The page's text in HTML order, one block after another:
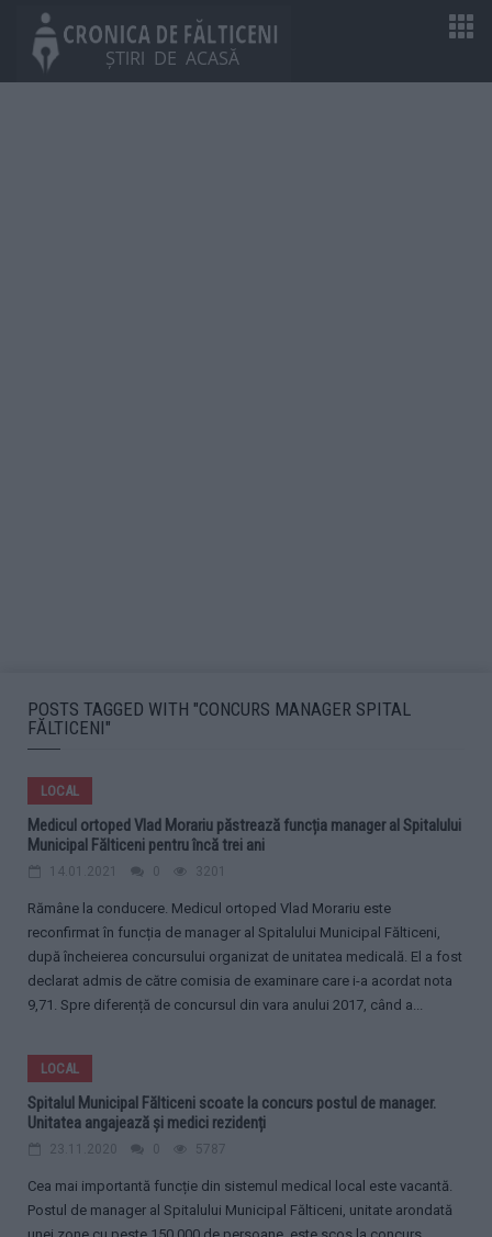
POSTS TAGGED WITH "CONCURS MANAGER SPITAL
FĂLTICENI"
LOCAL
Medicul ortoped Vlad Morariu păstrează funcția manager al Spitalului
Municipal Fălticeni pentru încă trei ani
14.01.2021 0 3201
Rămâne la conducere. Medicul ortoped Vlad Morariu este
reconfirmat în funcția de manager al Spitalului Municipal Fălticeni,
după încheierea concursului organizat de unitatea medicală. El a fost
declarat admis de către comisia de examinare care i-a acordat nota
9,71. Spre diferență de concursul din vara anului 2017, când a...
LOCAL
Spitalul Municipal Fălticeni scoate la concurs postul de manager.
Unitatea angajează și medici rezidenți
23.11.2020 0 5787
Cea mai importantă funcție din sistemul medical local este vacantă.
Postul de manager al Spitalului Municipal Fălticeni, unitate arondată